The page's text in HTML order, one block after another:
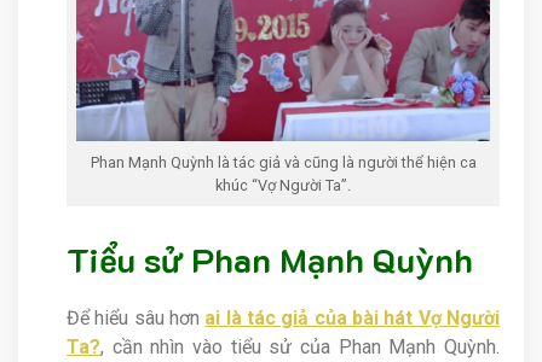
Phan Mạnh Quỳnh là tác giả và cũng là người thể hiện ca
khúc “Vợ Người Ta”.
Tiểu sử Phan Mạnh Quỳnh
Để hiểu sâu hơn ai là tác giả của bài hát Vợ Người
Ta?, cần nhìn vào tiểu sử của Phan Mạnh Quỳnh.